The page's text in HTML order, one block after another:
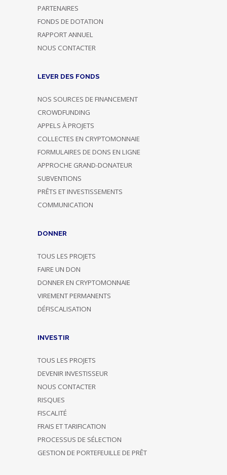
PARTENAIRES
FONDS DE DOTATION
RAPPORT ANNUEL
NOUS CONTACTER
LEVER DES FONDS
NOS SOURCES DE FINANCEMENT
CROWDFUNDING
APPELS À PROJETS
COLLECTES EN CRYPTOMONNAIE
FORMULAIRES DE DONS EN LIGNE
APPROCHE GRAND-DONATEUR
SUBVENTIONS
PRÊTS ET INVESTISSEMENTS
COMMUNICATION
DONNER
TOUS LES PROJETS
FAIRE UN DON
DONNER EN CRYPTOMONNAIE
VIREMENT PERMANENTS
DÉFISCALISATION
INVESTIR
TOUS LES PROJETS
DEVENIR INVESTISSEUR
NOUS CONTACTER
RISQUES
FISCALITÉ
FRAIS ET TARIFICATION
PROCESSUS DE SÉLECTION
GESTION DE PORTEFEUILLE DE PRÊT